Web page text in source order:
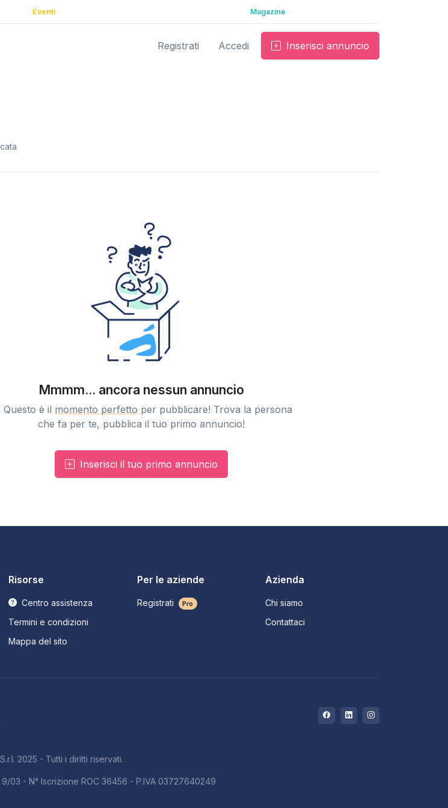
Eventi Magazine
Registrati Accedi Inserisci annuncio
Mmmm... ancora nessun annuncio
Questo è il momento perfetto per pubblicare! Trova la persona
che fa per te, pubblica il tuo primo annuncio!
Inserisci il tuo primo annuncio
Risorse
Centro assistenza
Termini e condizioni
Mappa del sito
Per le aziende
Registrati Pro
Azienda
Chi siamo
Contattaci
2025 - Tutti i diritti riservati.
03 - N° Iscrizione ROC 36456 - P.IVA 03727640249